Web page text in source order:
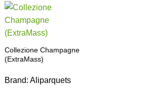
Collezione Champagne
(ExtraMass)
Brand: Aliparquets